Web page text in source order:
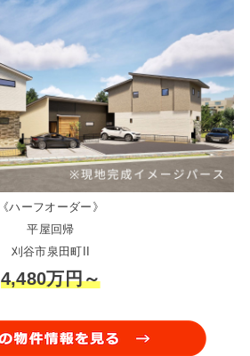
《ハーフオーダー》
平屋回帰
刈谷市泉田町II
4,480万円～